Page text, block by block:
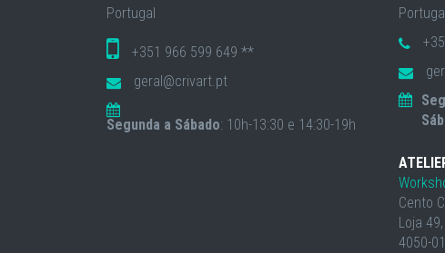
Portugal
+351 966 599 649 **
geral@crivart.pt
Segunda a Sábado: 10h-13:30 e 14:30-19h
Cento
Loja
4050-